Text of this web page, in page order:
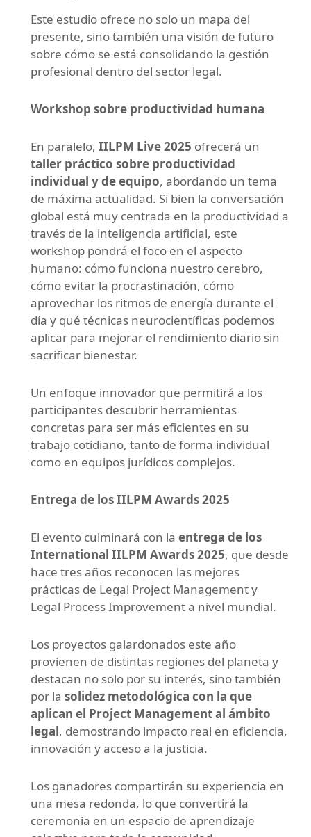
Este estudio ofrece no solo un mapa del
presente, sino también una visión de futuro
sobre cómo se está consolidando la gestión
profesional dentro del sector legal.
Workshop sobre productividad humana
En paralelo, IILPM Live 2025 ofrecerá un
taller práctico sobre productividad
individual y de equipo, abordando un tema
de máxima actualidad. Si bien la conversación
global está muy centrada en la productividad a
través de la inteligencia artificial, este
workshop pondrá el foco en el aspecto
humano: cómo funciona nuestro cerebro,
cómo evitar la procrastinación, cómo
aprovechar los ritmos de energía durante el
día y qué técnicas neurocientíficas podemos
aplicar para mejorar el rendimiento diario sin
sacrificar bienestar.
Un enfoque innovador que permitirá a los
participantes descubrir herramientas
concretas para ser más eficientes en su
trabajo cotidiano, tanto de forma individual
como en equipos jurídicos complejos.
Entrega de los IILPM Awards 2025
El evento culminará con la entrega de los
International IILPM Awards 2025, que desde
hace tres años reconocen las mejores
prácticas de Legal Project Management y
Legal Process Improvement a nivel mundial.
Los proyectos galardonados este año
provienen de distintas regiones del planeta y
destacan no solo por su interés, sino también
por la solidez metodológica con la que
aplican el Project Management al ámbito
legal, demostrando impacto real en eficiencia,
innovación y acceso a la justicia.
Los ganadores compartirán su experiencia en
una mesa redonda, lo que convertirá la
ceremonia en un espacio de aprendizaje